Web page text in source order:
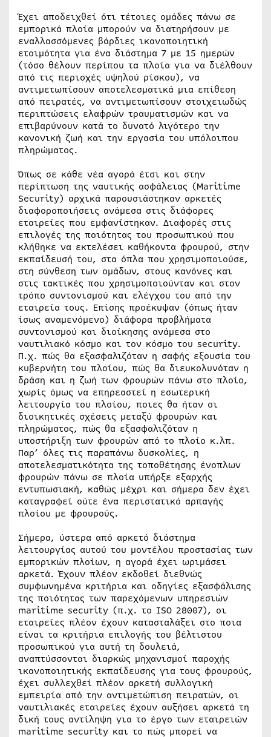
Έχει αποδειχθεί ότι τέτοιες ομάδες πάνω σε
εμπορικά πλοία μπορούν να διατηρήσουν με
εναλλασσόμενες βάρδιες ικανοποιητική
ετοιμότητα για ένα διάστημα 7 με 15 ημερών
(τόσο θέλουν περίπου τα πλοία για να διέλθουν
από τις περιοχές υψηλού ρίσκου), να
αντιμετωπίσουν αποτελεσματικά μια επίθεση
από πειρατές, να αντιμετωπίσουν στοιχειωδώς
περιπτώσεις ελαφρών τραυματισμών και να
επιβαρύνουν κατά το δυνατό λιγότερο την
κανονική ζωή και την εργασία του υπόλοιπου
πληρώματος.
Όπως σε κάθε νέα αγορά έτσι και στην
περίπτωση της ναυτικής ασφάλειας (Maritime
Security) αρχικά παρουσιάστηκαν αρκετές
διαφοροποιήσεις ανάμεσα στις διάφορες
εταιρείες που εμφανίστηκαν. Διαφορές στις
επιλογές της ποιότητας του προσωπικού που
κλήθηκε να εκτελέσει καθήκοντα φρουρού, στην
εκπαίδευσή του, στα όπλα που χρησιμοποιούσε,
στη σύνθεση των ομάδων, στους κανόνες και
στις τακτικές που χρησιμοποιούνταν και στον
τρόπο συντονισμού και ελέγχου του από την
εταιρεία τους. Επίσης προέκυψαν (όπως ήταν
ίσως αναμενόμενο) διάφορα προβλήματα
συντονισμού και διοίκησης ανάμεσα στο
ναυτιλιακό κόσμο και τον κόσμο του security.
Π.χ. πώς θα εξασφαλιζόταν η σαφής εξουσία του
κυβερνήτη του πλοίου, πώς θα διευκολυνόταν η
δράση και η ζωή των φρουρών πάνω στο πλοίο,
χωρίς όμως να επηρεαστεί η εσωτερική
λειτουργία του πλοίου, ποιες θα ήταν οι
διοικητικές σχέσεις μεταξύ φρουρών και
πληρώματος, πώς θα εξασφαλιζόταν η
υποστήριξη των φρουρών από το πλοίο κ.λπ.
Παρ’ όλες τις παραπάνω δυσκολίες, η
αποτελεσματικότητα της τοποθέτησης ένοπλων
φρουρών πάνω σε πλοία υπήρξε εξαρχής
εντυπωσιακή, καθώς μέχρι και σήμερα δεν έχει
καταγραφεί ούτε ένα περιστατικό αρπαγής
πλοίου με φρουρούς.
Σήμερα, ύστερα από αρκετό διάστημα
λειτουργίας αυτού του μοντέλου προστασίας των
εμπορικών πλοίων, η αγορά έχει ωριμάσει
αρκετά. Έχουν πλέον εκδοθεί διεθνώς
συμφωνημένα κριτήρια και οδηγίες εξασφάλισης
της ποιότητας των παρεχόμενων υπηρεσιών
maritime security (π.χ. το ISO 28007), οι
εταιρείες πλέον έχουν κατασταλάξει στο ποια
είναι τα κριτήρια επιλογής του βέλτιστου
προσωπικού για αυτή τη δουλειά,
αναπτύσσονται διαρκώς μηχανισμοί παροχής
ικανοποιητικής εκπαίδευσης για τους φρουρούς,
έχει συλλεχθεί πλέον αρκετή συλλογική
εμπειρία από την αντιμετώπιση πειρατών, οι
ναυτιλιακές εταιρείες έχουν αυξήσει αρκετά τη
δική τους αντίληψη για το έργο των εταιρειών
maritime security και το πώς μπορεί να